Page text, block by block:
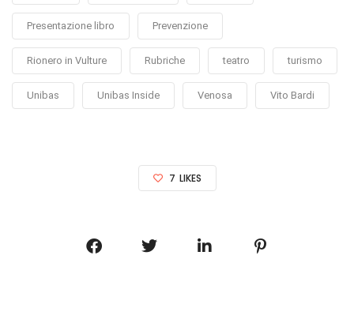
Presentazione libro Prevenzione
Rionero in Vulture Rubriche teatro turismo
Unibas Unibas Inside Venosa Vito Bardi
7 LIKES